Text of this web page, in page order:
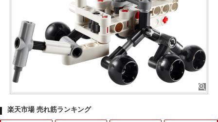
楽天市場 売れ筋ランキング